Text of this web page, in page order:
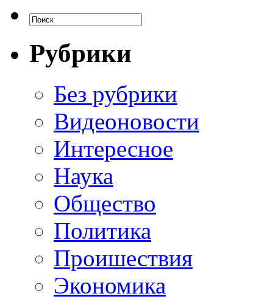
Рубрики
Без рубрики
Видеоновости
Интересное
Наука
Общество
Политика
Проишествия
Экономика